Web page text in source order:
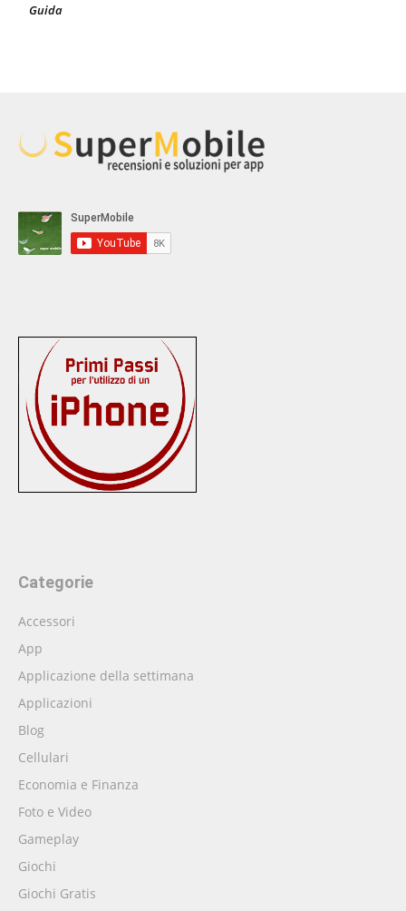
Guida
Categorie
Accessori
App
Applicazione della settimana
Applicazioni
Blog
Cellulari
Economia e Finanza
Foto e Video
Gameplay
Giochi
Giochi Gratis